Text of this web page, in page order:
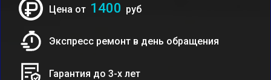
Цена от 1400 руб
Экспресс ремонт в день обращения
Гарантия до 3-х лет